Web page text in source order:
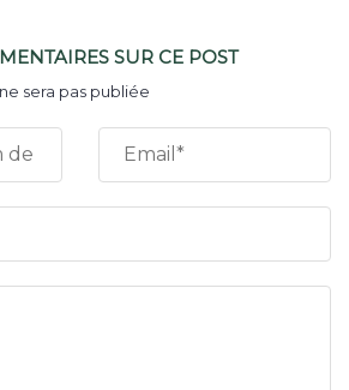
SUR CE POST
sera pas publiée